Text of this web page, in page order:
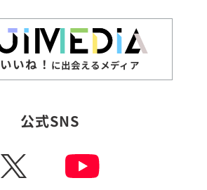
いいね！ に出会えるメディア
公式SNS
X